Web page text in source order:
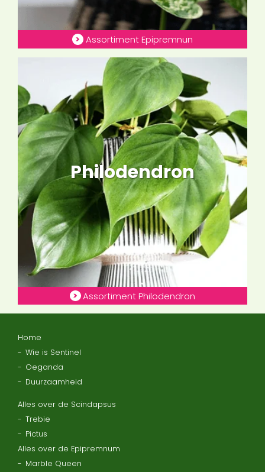
Assortiment Epipremnun
Philodendron
Assortiment Philodendron
Home
Wie is Sentinel
Oeganda
Duurzaamheid
Alles over de Scindapsus
Trebie
Pictus
Alles over de Epipremnum
Marble Queen